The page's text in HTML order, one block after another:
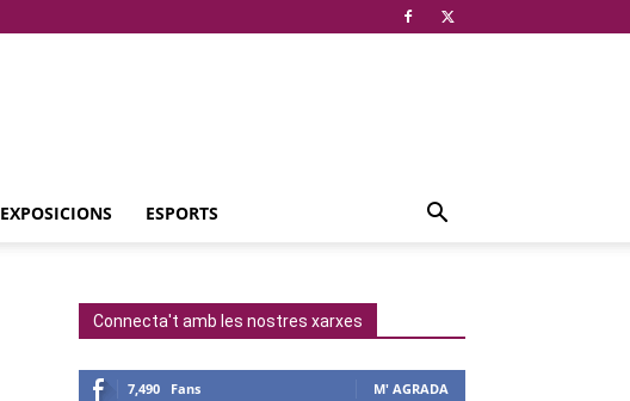
EXPOSICIONS ESPORTS
Connecta't amb les nostres xarxes
7,490 Fans M' AGRADA